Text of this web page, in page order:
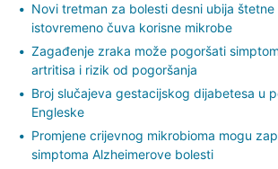
Novi tretman za bolesti desni ubija štetne
istovremeno čuva korisne mikrobe
Zagađenje zraka može pogoršati
artritisa i rizik od pogoršanja
Broj slučajeva gestacijskog dijabetesa u
Engleske
Promjene crijevnog mikrobioma mogu
simptoma Alzheimerove bolesti